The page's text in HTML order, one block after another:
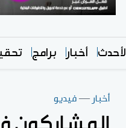
الأحدث أخبار برامج
أخبار —فيديو